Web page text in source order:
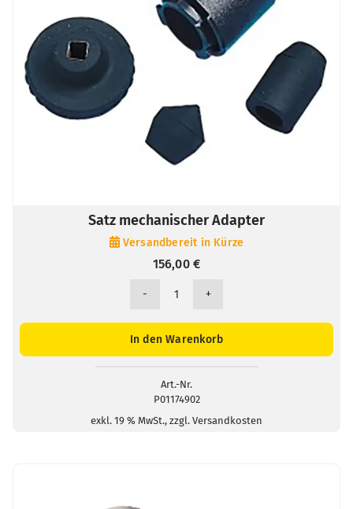
Satz mechanischer Adapter
Versandbereit in Kürze
156,00€
Satz
Adapter
In den Warenkorb
Art.-Nr.
P01174902
exkl. 19 % MwSt., zzgl. Versandkosten